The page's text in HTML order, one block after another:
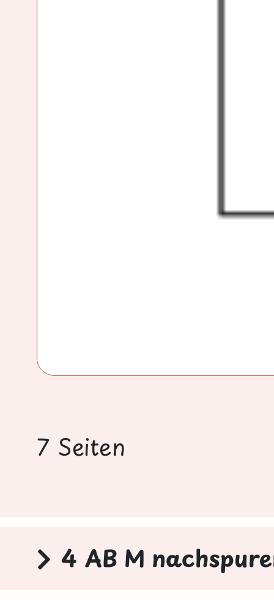
7 Seiten
4 AB M